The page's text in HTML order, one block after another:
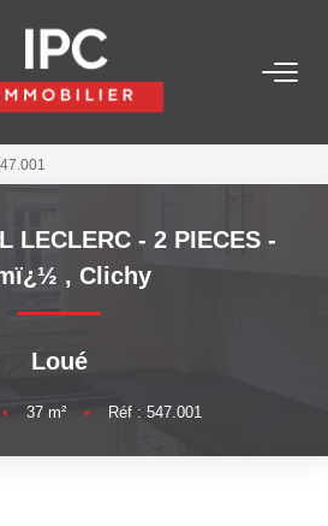
ACHETER
LOUER
AGENCES
LECLERC - 2 PIECES -
, Clichy
Loué
• 37 m² • Réf : 547.001